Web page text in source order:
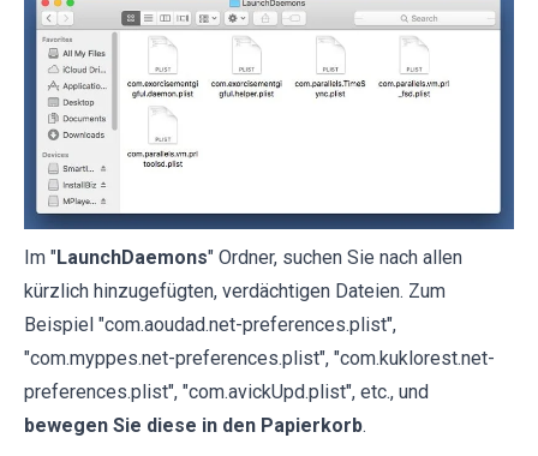
Im "LaunchDaemons" Ordner, suchen Sie nach allen
kürzlich hinzugefügten, verdächtigen Dateien. Zum
Beispiel "com.aoudad.net-preferences.plist",
"com.myppes.net-preferences.plist", "com.kuklorest.net-
preferences.plist", "com.avickUpd.plist", etc., und
bewegen Sie diese in den Papierkorb.